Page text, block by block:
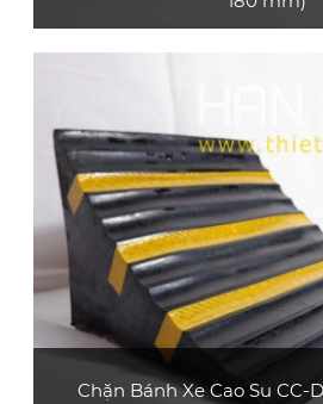
nhẹ, có tay cầm, dễ dàng di
XEM CHI TIẾT
Chặn Bánh Xe Cao Su CC-